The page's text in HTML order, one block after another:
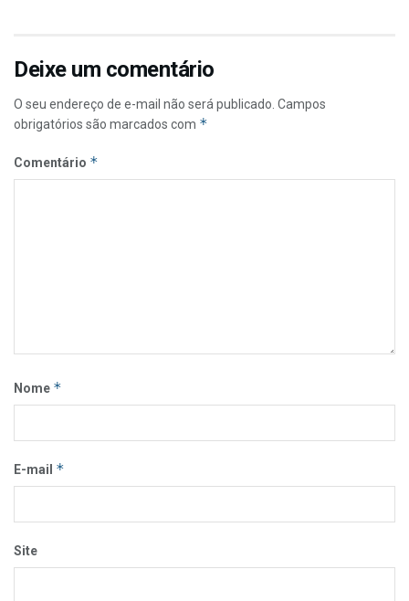
Deixe um comentário
O seu endereço de e-mail não será publicado. Campos
obrigatórios são marcados com *
Comentário *
Nome *
E-mail *
Site